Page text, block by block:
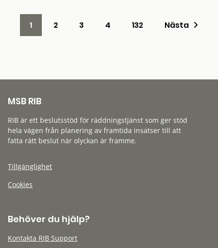
1 2 3 4 132 Nästa
MSB RIB
RIB är ett beslutsstöd för räddningstjänst som ger stöd
hela vägen från planering av framtida insatser till att
fatta rätt beslut när olyckan är framme.
Tillgänglighet
Cookies
Behöver du hjälp?
Kontakta RIB Support